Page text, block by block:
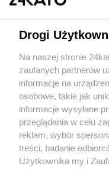
Wydawca mediów
Nie zapomnij
zapoznać się z:
polityką
Twojemiasto
Drogi
Na naszej stronie
zaufanych partnerów
informacje na
osobowe, takie jak
informacje wysyłane
przeglądania w celu
reklam, wybór
treści, badanie
Użytkownika my i